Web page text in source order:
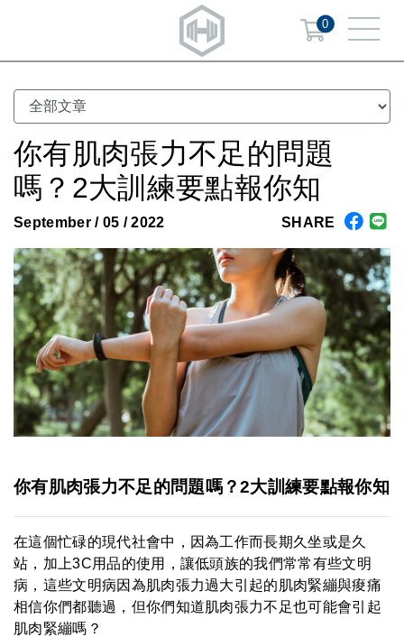
0
你有肌肉張力不足的問題
嗎？2大訓練要點報你知
September / 05 / 2022 SHARE
你有肌肉張力不足的問題嗎？2大訓練要點報你知
在這個忙碌的現代社會中，因為工作而長期久坐或是久
站，加上3C用品的使用，讓低頭族的我們常常有些文明
病，這些文明病因為肌肉張力過大引起的肌肉緊繃與痠痛
相信你們都聽過，但你們知道肌肉張力不足也可能會引起
肌肉緊繃嗎？